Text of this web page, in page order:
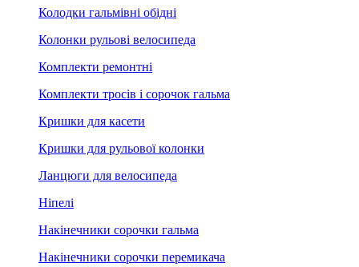
Колодки гальмівні обідні
Колонки рульові велосипеда
Комплекти ремонтні
Комплекти тросів і сорочок гальма
Кришки для касети
Кришки для рульової колонки
Ланцюги для велосипеда
Ніпелі
Накінечники сорочки гальма
Накінечники сорочки перемикача